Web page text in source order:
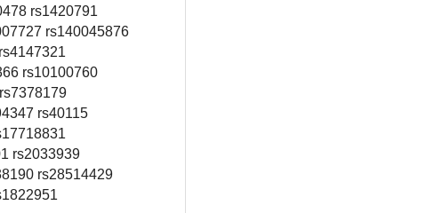
rs1420791
rs140045876
rs10100760
rs40115
rs2033939
rs28514429